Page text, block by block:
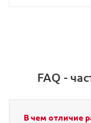
FAQ -
В чем отличие